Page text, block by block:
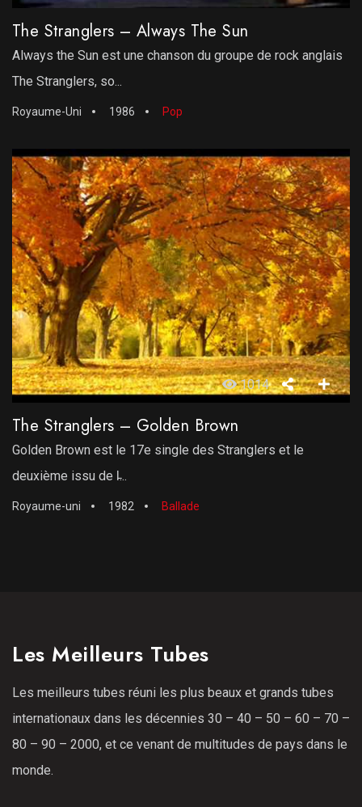
The Stranglers – Always The Sun
Always the Sun est une chanson du groupe de rock anglais
The Stranglers, so...
Royaume-Uni 1986 Pop
1014
The Stranglers – Golden Brown
Golden Brown est le 17e single des Stranglers et le
deuxième issu de l̵...
Royaume-uni 1982 Ballade
Les Meilleurs Tubes
Les meilleurs tubes réuni les plus beaux et grands tubes
internationaux dans les décennies 30 – 40 – 50 – 60 – 70 –
80 – 90 – 2000, et ce venant de multitudes de pays dans le
monde.